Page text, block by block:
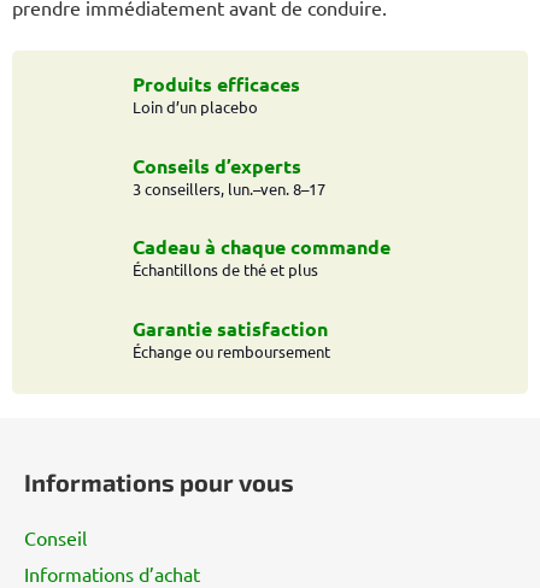
prendre immédiatement avant de conduire.
Produits efficaces
Loin d’un placebo
Conseils d’experts
3 conseillers, lun.–ven. 8–17
Cadeau à chaque commande
Échantillons de thé et plus
Garantie satisfaction
Échange ou remboursement
Informations pour vous
Conseil
Informations d’achat